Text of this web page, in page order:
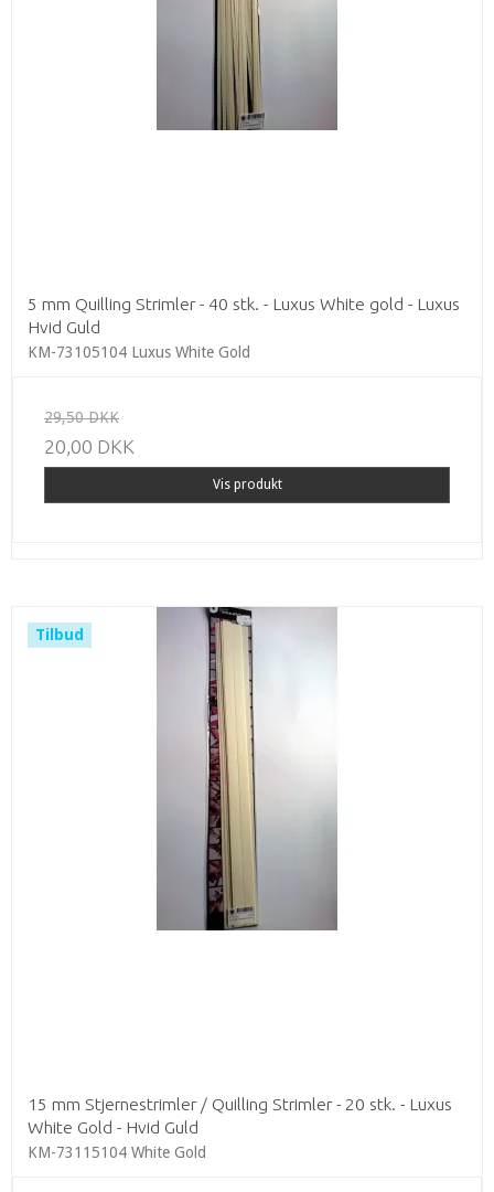
5 mm Quilling Strimler - 40 stk. - Luxus White gold - Luxus
Hvid Guld
KM-73105104 Luxus White Gold
29,50 DKK
20,00 DKK
Vis produkt
Tilbud
15 mm Stjernestrimler / Quilling Strimler - 20 stk. - Luxus
White Gold - Hvid Guld
KM-73115104 White Gold